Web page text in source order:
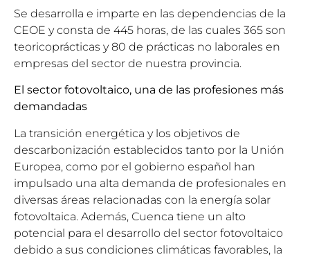
Se desarrolla e imparte en las dependencias de la
CEOE y consta de 445 horas, de las cuales 365 son
teoricoprácticas y 80 de prácticas no laborales en
empresas del sector de nuestra provincia.
El sector fotovoltaico, una de las profesiones más
demandadas
La transición energética y los objetivos de
descarbonización establecidos tanto por la Unión
Europea, como por el gobierno español han
impulsado una alta demanda de profesionales en
diversas áreas relacionadas con la energía solar
fotovoltaica. Además, Cuenca tiene un alto
potencial para el desarrollo del sector fotovoltaico
debido a sus condiciones climáticas favorables, la